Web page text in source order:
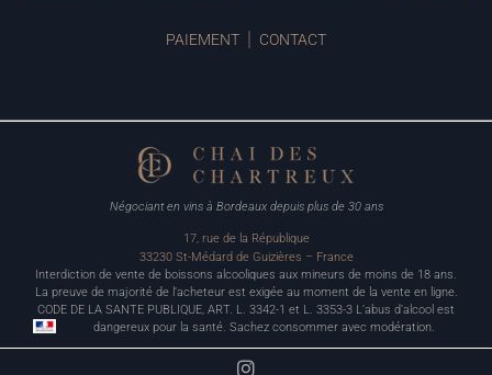
PAIEMENT CONTACT
Négociant en vins à Bordeaux depuis plus de 30 ans
17, rue de la République
33230 St-Médard de Guizières – France
Interdiction de vente de boissons alcooliques aux mineurs de moins de 18 ans.
La preuve de majorité de l’acheteur est exigée au moment de la vente en ligne.
CODE DE LA SANTE PUBLIQUE, ART. L. 3342-1 et L. 3353-3 L’abus d’alcool est
dangereux pour la santé. Sachez consommer avec modération.